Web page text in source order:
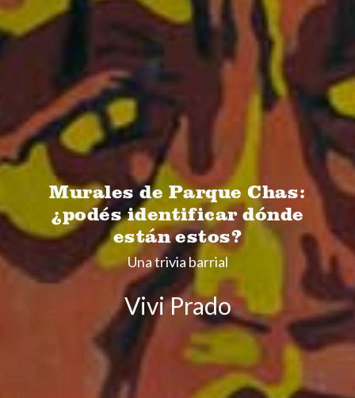
Murales de Parque Chas:
¿podés identificar dónde
están estos?
Una trivia barrial
Vivi Prado